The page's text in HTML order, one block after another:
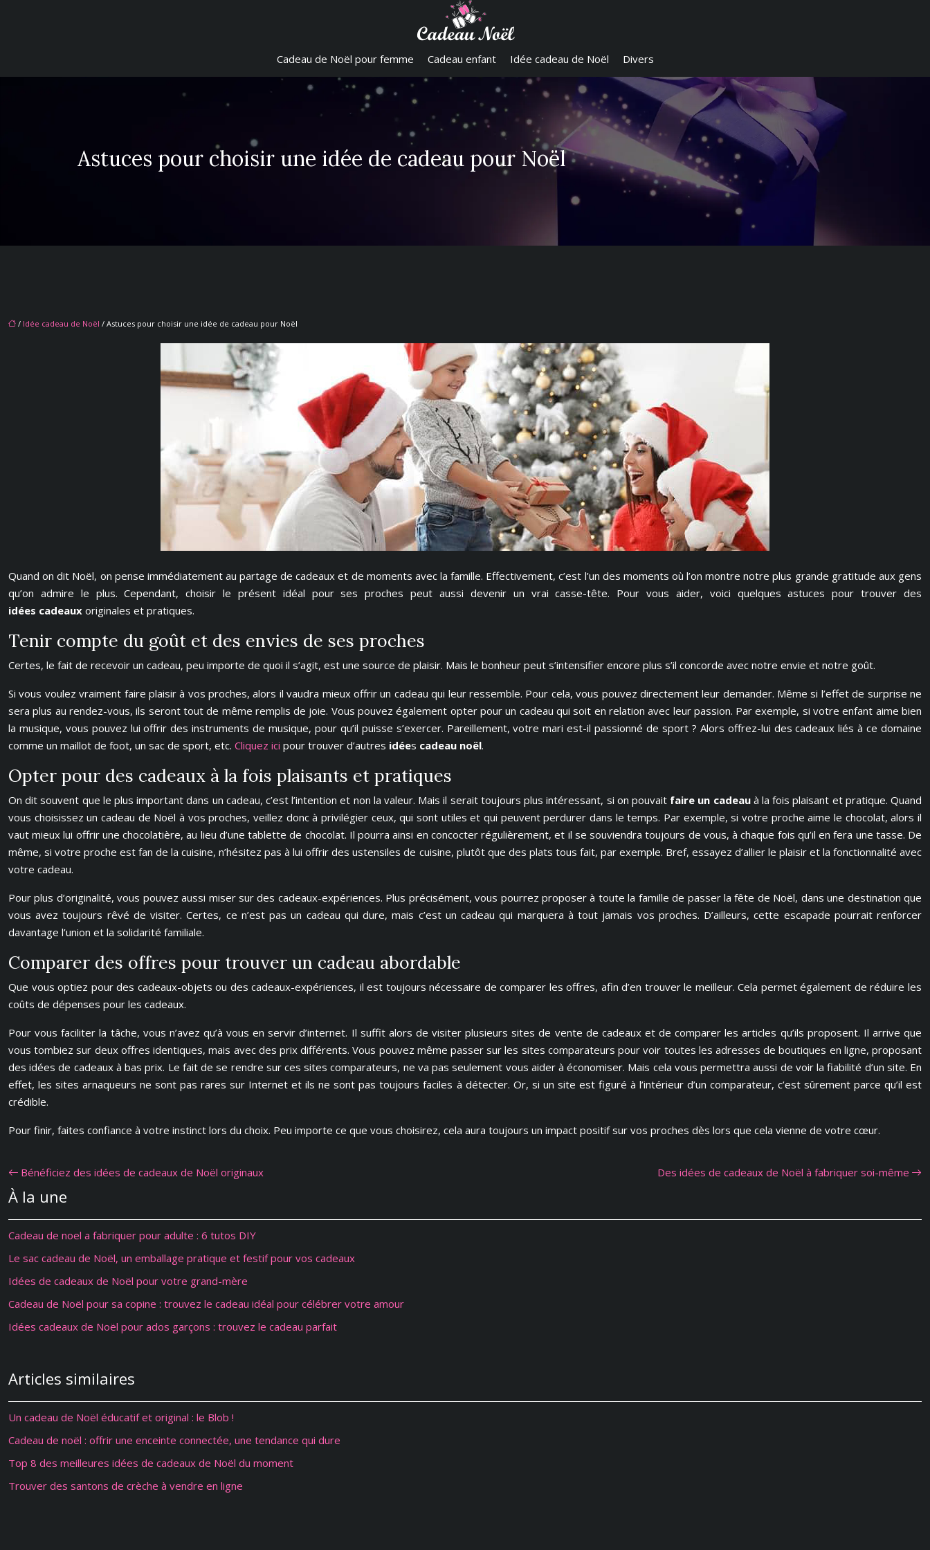
Cadeau de Noël pour femme Cadeau enfant Idée cadeau de Noël Divers
Astuces pour choisir une idée de cadeau pour Noël
/ Idée cadeau de Noël / Astuces pour choisir une idée de cadeau pour Noël
Quand on dit Noël, on pense immédiatement au partage de cadeaux et de moments avec la famille. Effectivement, c’est l’un des moments où l’on montre notre plus grande gratitude aux gens
qu’on admire le plus. Cependant, choisir le présent idéal pour ses proches peut aussi devenir un vrai casse-tête. Pour vous aider, voici quelques astuces pour trouver des
idées cadeaux originales et pratiques.
Tenir compte du goût et des envies de ses proches
Certes, le fait de recevoir un cadeau, peu importe de quoi il s’agit, est une source de plaisir. Mais le bonheur peut s’intensifier encore plus s’il concorde avec notre envie et notre goût.
Si vous voulez vraiment faire plaisir à vos proches, alors il vaudra mieux offrir un cadeau qui leur ressemble. Pour cela, vous pouvez directement leur demander. Même si l’effet de surprise ne
sera plus au rendez-vous, ils seront tout de même remplis de joie. Vous pouvez également opter pour un cadeau qui soit en relation avec leur passion. Par exemple, si votre enfant aime bien
la musique, vous pouvez lui offrir des instruments de musique, pour qu’il puisse s’exercer. Pareillement, votre mari est-il passionné de sport ? Alors offrez-lui des cadeaux liés à ce domaine
comme un maillot de foot, un sac de sport, etc. Cliquez ici pour trouver d’autres idées cadeau noël.
Opter pour des cadeaux à la fois plaisants et pratiques
On dit souvent que le plus important dans un cadeau, c’est l’intention et non la valeur. Mais il serait toujours plus intéressant, si on pouvait faire un cadeauà la fois plaisant et pratique. Quand
vous choisissez un cadeau de Noël à vos proches, veillez donc à privilégier ceux, qui sont utiles et qui peuvent perdurer dans le temps. Par exemple, si votre proche aime le chocolat, alors il
vaut mieux lui offrir une chocolatière, au lieu d’une tablette de chocolat. Il pourra ainsi en concocter régulièrement, et il se souviendra toujours de vous, à chaque fois qu’il en fera une tasse. De
même, si votre proche est fan de la cuisine, n’hésitez pas à lui offrir des ustensiles de cuisine, plutôt que des plats tous fait, par exemple. Bref, essayez d’allier le plaisir et la fonctionnalité avec
votre cadeau.
Pour plus d’originalité, vous pouvez aussi miser sur des cadeaux-expériences. Plus précisément, vous pourrez proposer à toute la famille de passer la fête de Noël, dans une destination que
vous avez toujours rêvé de visiter. Certes, ce n’est pas un cadeau qui dure, mais c’est un cadeau qui marquera à tout jamais vos proches. D’ailleurs, cette escapade pourrait renforcer
davantage l’union et la solidarité familiale.
Comparer des offres pour trouver un cadeau abordable
Que vous optiez pour des cadeaux-objets ou des cadeaux-expériences, il est toujours nécessaire de comparer les offres, afin d’en trouver le meilleur. Cela permet également de réduire les
coûts de dépenses pour les cadeaux.
Pour vous faciliter la tâche, vous n’avez qu’à vous en servir d’internet. Il suffit alors de visiter plusieurs sites de vente de cadeaux et de comparer les articles qu’ils proposent. Il arrive que
vous tombiez sur deux offres identiques, mais avec des prix différents. Vous pouvez même passer sur les sites comparateurs pour voir toutes les adresses de boutiques en ligne, proposant
des idées de cadeaux à bas prix. Le fait de se rendre sur ces sites comparateurs, ne va pas seulement vous aider à économiser. Mais cela vous permettra aussi de voir la fiabilité d’un site. En
effet, les sites arnaqueurs ne sont pas rares sur Internet et ils ne sont pas toujours faciles à détecter. Or, si un site est figuré à l’intérieur d’un comparateur, c’est sûrement parce qu’il est
crédible.
Pour finir, faites confiance à votre instinct lors du choix. Peu importe ce que vous choisirez, cela aura toujours un impact positif sur vos proches dès lors que cela vienne de votre cœur.
Bénéficiez des idées de cadeaux de Noël originaux Des idées de cadeaux de Noël à fabriquer soi-même
À la une
Cadeau de noel a fabriquer pour adulte : 6 tutos DIY
Le sac cadeau de Noël, un emballage pratique et festif pour vos cadeaux
Idées de cadeaux de Noël pour votre grand-mère
Cadeau de Noël pour sa copine : trouvez le cadeau idéal pour célébrer votre amour
Idées cadeaux de Noël pour ados garçons : trouvez le cadeau parfait
Articles similaires
Un cadeau de Noël éducatif et original : le Blob !
Cadeau de noël : offrir une enceinte connectée, une tendance qui dure
Top 8 des meilleures idées de cadeaux de Noël du moment
Trouver des santons de crèche à vendre en ligne